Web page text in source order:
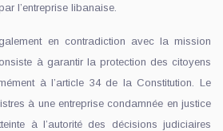
l’entreprise libanaise.
en contradiction avec la mission
à garantir la protection des citoyens
à l’article 34 de la Constitution. Le
à une entreprise condamnée en justice
à l’autorité des décisions judiciaires